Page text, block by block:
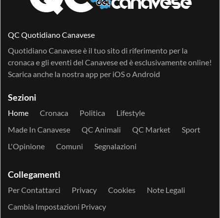
QC Quotidiano Canavese
Quotidiano Canavese è il tuo sito di riferimento per la
cronaca e gli eventi del Canavese ed è esclusivamente online!
Scarica anche la nostra app per iOSoAndroid
Sezioni
Home Cronaca Politica
Lifestyle
Made In Canavese
QC Animali QC Market
Sport
L'Opinione
Comuni Segnalazioni
Collegamenti
Per Contattarci Privacy Cookies
Note Legali
Cambia Impostazioni Privacy